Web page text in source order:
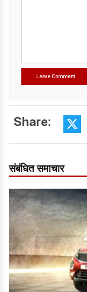
Share:
संबंधित समाचार